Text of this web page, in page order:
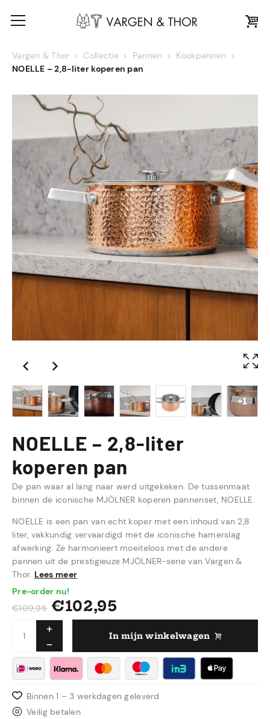
Vargen & Thor Collectie Pannen
Kookpannen
NOELLE – 2,8-liter koperen pan
+1
NOELLE – 2,8-liter
koperen pan
De pan waar al lang naar werd uitgekeken. De tussenmaat
binnen de iconische MJÖLNER koperen pannenset, NOELLE.
NOELLE is een pan van echt koper met een inhoud van 2,8
liter, vakkundig vervaardigd met de iconische hamerslag
afwerking. Ze harmonieert moeiteloos met de andere
pannen uit de prestigieuze MJÖLNER-serie van Vargen &
Thor. Lees meer
Pre-order nu!
€109,95 €102,95
In mijn winkelwagen
Binnen 1 – 3 werkdagen geleverd
Veilig betalen